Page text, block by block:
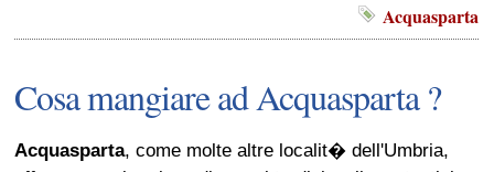
Acquasparta
Cosa mangiare ad Acquasparta ?
Acquasparta, come molte altre localit� dell'Umbria,